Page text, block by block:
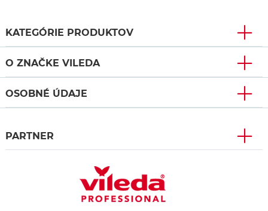
KATEGÓRIE PRODUKTOV
O ZNAČKE VILEDA
OSOBNÉ ÚDAJE
PARTNER